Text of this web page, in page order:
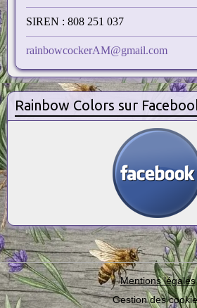
SIREN : 808 251 037
rainbowcockerAM@gmail.com
Rainbow Colors sur
Mentions légales
Gestion des